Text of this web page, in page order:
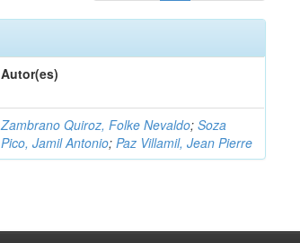
Autor(es)
Zambrano Quiroz, Folke Nevaldo;Soza
Pico, Jamil Antonio;Paz Villamil, Jean Pierre